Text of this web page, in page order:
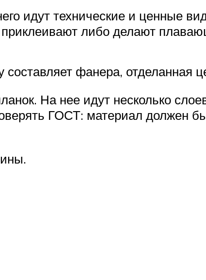
идут технические и ценные
приклеивают либо делают
фанера, отделанная
На нее идут несколько
ГОСТ: материал должен